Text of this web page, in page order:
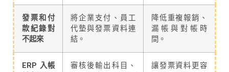
發票和付
款紀錄對
不起來
將企業支付、員工
代墊與發票資料連
結。
降低重複報銷、
漏帳與對帳時
間。
ERP 入帳
審核後輸出科目、
讓發票資料更容